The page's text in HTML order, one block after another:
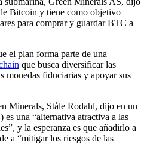
Bitcoin y tiene como objetivo
para comprar y guardar BTC a
el plan forma parte de una
que busca diversificar las
monedas fiduciarias y apoyar sus
Minerals, Ståle Rodahl, dijo en un
) es una “alternativa atractiva a las
y la esperanza es que añadirlo a
a “mitigar los riesgos de las